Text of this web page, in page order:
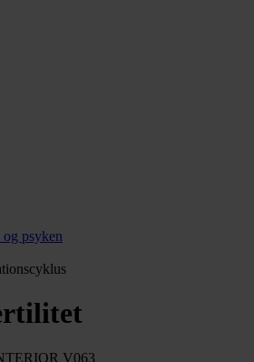
psyken